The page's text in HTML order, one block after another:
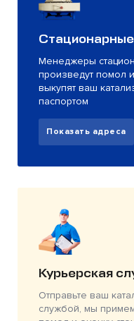
Менеджеры
произведут помол
выкупят ваш
паспортом
Показать адреса
Курьерская
Отправьте ваш
службой, мы